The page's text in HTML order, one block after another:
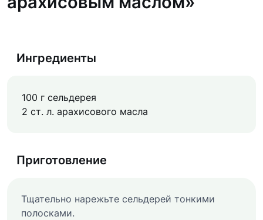
Ингредиенты
100 г сельдерея
2 ст. л. арахисового масла
Приготовление
Тщательно нарежьте сельдерей тонкими
полосками.